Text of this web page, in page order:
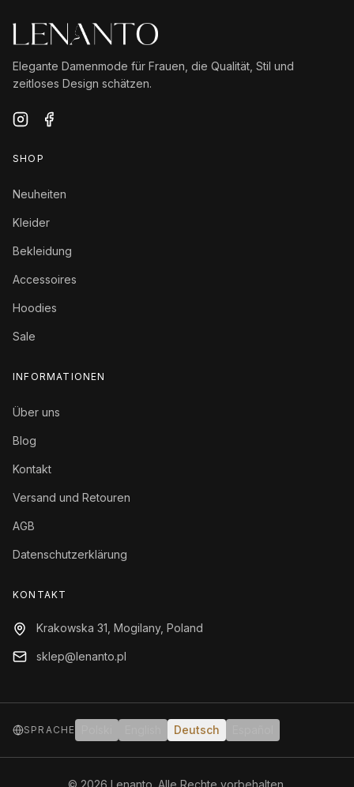
Elegante Damenmode für Frauen, die Qualität, Stil und
zeitloses Design schätzen.
SHOP
Neuheiten
Kleider
Bekleidung
Accessoires
Hoodies
Sale
INFORMATIONEN
Über uns
Blog
Kontakt
Versand und Retouren
AGB
Datenschutzerklärung
KONTAKT
Krakowska 31, Mogilany, Poland
sklep@lenanto.pl
SPRACHE Deutsch
© 2026 Lenanto. Alle Rechte vorbehalten.